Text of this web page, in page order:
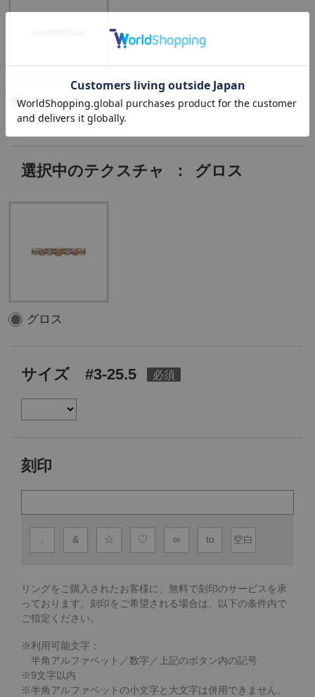
Citrine:5pc ,
D:0.05ct
選択中のテクスチャ ： グロス
グロス
サイズ #3-25.5
刻印
& ☆ ♡ ∞ to 空白
リングをご購入されたお客様に、無料で刻印のサービスを承
っております。 刻印をご希望される場合は、以下の条件内で
ご指定ください。
※利用可能文字：
半角アルファベット／数字／上記のボタン内の記号
※9文字以内
※半角アルファベットの小文字と大文字は併用できません。